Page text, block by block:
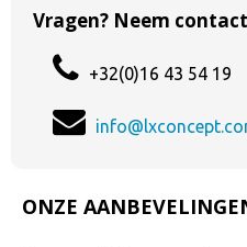
Vragen? Neem
+32(0)16 43 54 19
ONZE